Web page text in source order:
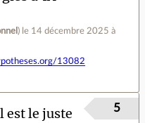
) le 14 décembre 2025 à
13082
est le juste
5